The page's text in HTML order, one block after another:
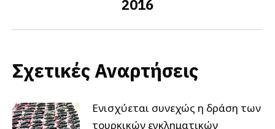
post:
2016
Σχετικές Αναρτήσεις
Ενισχύεται συνεχώς η δράση των
τουρκικών εγκληματικών